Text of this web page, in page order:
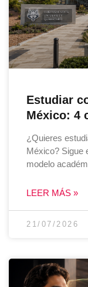
Estudiar
México: 4
¿Quieres
México? Sigue
modelo
LEER MÁS »
21/07/2026